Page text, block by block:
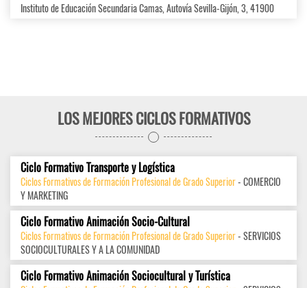
Instituto de Educación Secundaria Camas, Autovía Sevilla-Gijón, 3, 41900
LOS MEJORES CICLOS FORMATIVOS
Ciclo Formativo Transporte y Logística
Ciclos Formativos de Formación Profesional de Grado Superior- COMERCIO
Y MARKETING
Ciclo Formativo Animación Socio-Cultural
Ciclos Formativos de Formación Profesional de Grado Superior- SERVICIOS
SOCIOCULTURALES Y A LA COMUNIDAD
Ciclo Formativo Animación Sociocultural y Turística